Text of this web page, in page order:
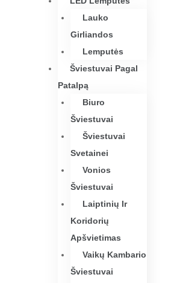
Lauko
Girliandos
Lemputės
Šviestuvai Pagal
Patalpą
Biuro
Šviestuvai
Šviestuvai
Svetainei
Vonios
Šviestuvai
Laiptinių Ir
Koridorių
Apšvietimas
Vaikų Kambario
Šviestuvai